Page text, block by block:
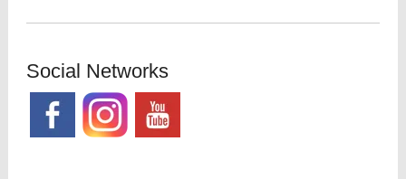
Social Networks